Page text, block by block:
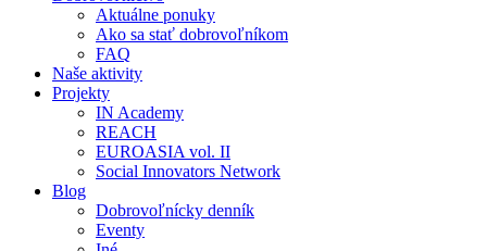
Aktuálne ponuky
Ako sa stať dobrovoľníkom
FAQ
Naše aktivity
Projekty
IN Academy
REACH
EUROASIA vol. II
Social Innovators Network
Blog
Dobrovoľnícky denník
Eventy